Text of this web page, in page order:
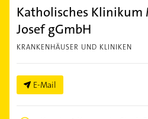
Katholisches
Josef gGmbH
KRANKENHÄUSER UND KLINIKEN
E-Mail